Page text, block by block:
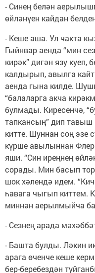
- Синең белән
өйләнүен кайдан
- Кеше аша. Ул чакта
Гыйнвар аенда “мин
кирәк” дигән язу куеп,
калдырып, авылга
аенда гына килде.
“балаларга акча
булмады. Киресенчә,
тапкансың” дип тавыш
китте. Шуннан соң эзе
күрше авылыннан
яши. “Син иреңнең
сорады. Мин басып
шок хәлендә идем.
һавага чыгып киттем.
миннән аерылмыйча
- Сезнең арада
- Башта булды. Ләкин
арага өченче кеше
бер-беребездән